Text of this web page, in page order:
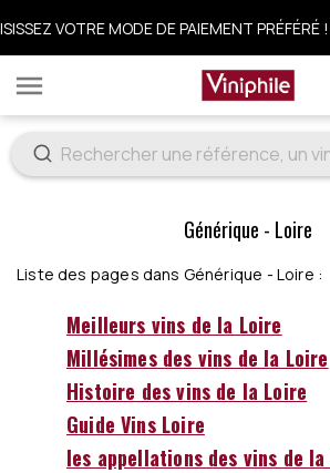
VOTRE MODE DE PAIEMENT PRÉFÉRÉ !
VOUS À LA NEWSLETTER : 10%

Générique - Loire
Liste des pages dans Générique - Loire :
Meilleurs vins de la Loire
Millésimes des vins de la Loire
Histoire des vins de la Loire
Guide Vins Loire
les appellations des vins de la